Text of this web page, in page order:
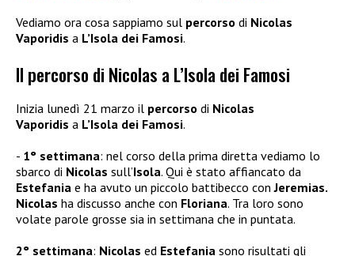
Vediamo ora cosa sappiamo sul percorso di Nicolas
Vaporidis a L’Isola dei Famosi.
Il percorso di Nicolas a L’Isola dei Famosi
Inizia lunedì 21 marzo il percorso di Nicolas
Vaporidis a L’Isola dei Famosi.
1° settimana: nel corso della prima diretta vediamo lo
sbarco di Nicolas sull’Isola. Qui è stato affiancato da
Estefania e ha avuto un piccolo battibecco con Jeremias.
Nicolas ha discusso anche con Floriana. Tra loro sono
volate parole grosse sia in settimana che in puntata.
2° settimana: Nicolas ed Estefania sono risultati gli